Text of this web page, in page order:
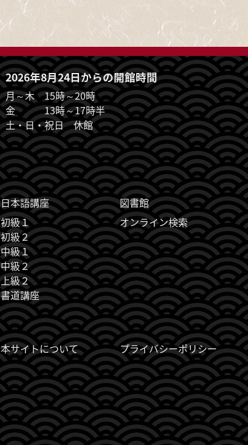
2026年8月24日からの開館時間
月～木 15時～20時
金 13時～17時半
土・日・祝日 休館
日本語講座
初級１
初級２
中級１
中級２
上級２
書道講座
図書館
オンライン検索
本サイトについて プライバシーポリシー